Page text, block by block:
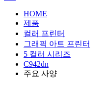
HOME
제품
컬러 프린터
그래픽 아트 프린터
5 컬러 시리즈
C942dn
주요 사양